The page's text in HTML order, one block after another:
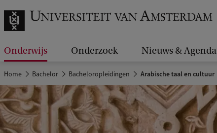
Onderwijs Onderzoek Nieuws & Agenda
Home Bachelor Bacheloropleidingen Arabische taal en cultuur